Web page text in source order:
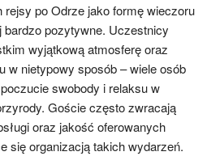
rejsy po Odrze jako formę wieczoru
pozytywne. Uczestnicy
wyjątkową atmosferę oraz
w nietypowy sposób – wiele osób
swobody i relaksu w
Goście często zwracają
oraz jakość oferowanych
się organizacją takich wydarzeń.